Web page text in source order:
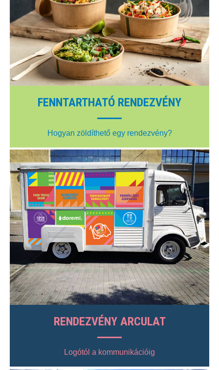
FENNTARTHATÓ RENDEZVÉNY
Hogyan zöldíthető egy rendezvény?
RENDEZVÉNY ARCULAT
Logótól a kommunikációig